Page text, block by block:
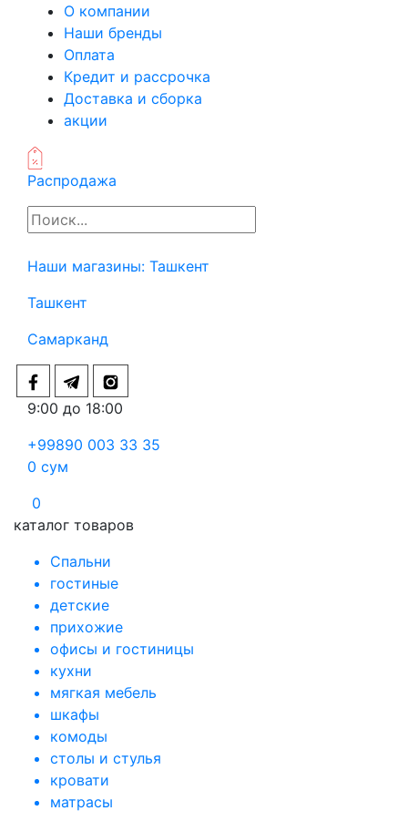
О компании
Наши бренды
Оплата
Кредит и рассрочка
Доставка и сборка
акции
Распродажа
Наши магазины: Ташкент
Ташкент
Самарканд
9:00 до 18:00
+99890 003 33 35
0 сум
0
каталог товаров
Спальни
гостиные
детские
прихожие
офисы и гостиницы
кухни
мягкая мебель
шкафы
комоды
столы и стулья
кровати
матрасы